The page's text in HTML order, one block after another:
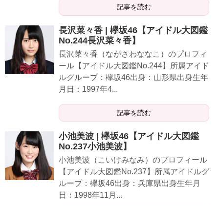
記事を読む
長沢菜々香 | 欅坂46【アイドル大図鑑
No.244長沢菜々香】
長沢菜々香（ながさわななこ）のプロフィ
ール【アイドル大図鑑No.244】所属アイド
ルグループ：欅坂46出身：山形県出身生年
月日：1997年4...
記事を読む
小池美波 | 欅坂46【アイドル大図鑑
No.237小池美波】
小池美波（こいけみなみ）のプロフィール
【アイドル大図鑑No.237】所属アイドルグ
ループ：欅坂46出身：兵庫県出身生年月
日：1998年11月...